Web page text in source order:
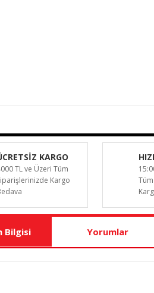
KARGO
TL ve Üzeri Tüm
Kargo
Bilgisi Yorumlar